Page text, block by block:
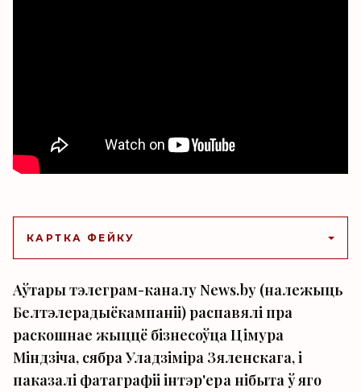
КАРТКА ФЕЙКУ
Аўтары тэлеграм-каналу News.by (належыць
Белтэлерадыёкампаніі) распавялі пра
раскошнае жыццё бізнесоўца Цімура
Міндзіча, сябра Уладзіміра Зяленскага, і
паказалі фатаграфіі інтэр'ера нібыта ў яго